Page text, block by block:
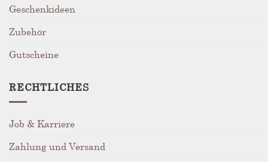
Geschenkideen
Zubehör
Gutscheine
RECHTLICHES
Job & Karriere
Zahlung und Versand